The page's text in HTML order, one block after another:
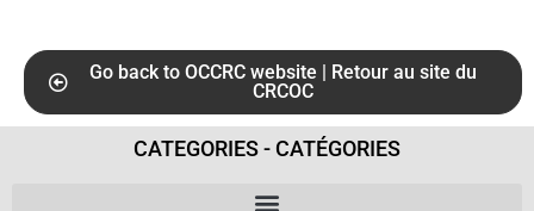
Go back to OCCRC website | Retour au site du
CRCOC
CATEGORIES - CATÉGORIES